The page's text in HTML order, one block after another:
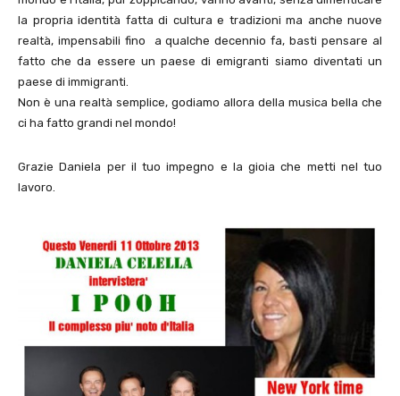
la propria identità fatta di cultura e tradizioni ma anche nuove
realtà, impensabili fino a qualche decennio fa, basti pensare al
fatto che da essere un paese di emigranti siamo diventati un
paese di immigranti.
Non è una realtà semplice, godiamo allora della musica bella che
ci ha fatto grandi nel mondo!
Grazie Daniela per il tuo impegno e la gioia che metti nel tuo
lavoro.